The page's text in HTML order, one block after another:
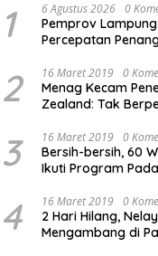
1 6 Agustus 2026 0
Pemprov
Percepatan
2 16 Maret 2019 0
Menag Kecam
Zealand: Tak
3 16 Maret 2019 0
Bersih-bersih, 60
Ikuti Program
4 16 Maret 2019 0
2 Hari Hilang,
Mengambang di